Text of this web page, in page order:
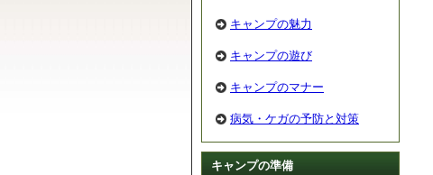
キャンプの魅力
キャンプの遊び
キャンプのマナー
病気・ケガの予防と対策
キャンプの準備